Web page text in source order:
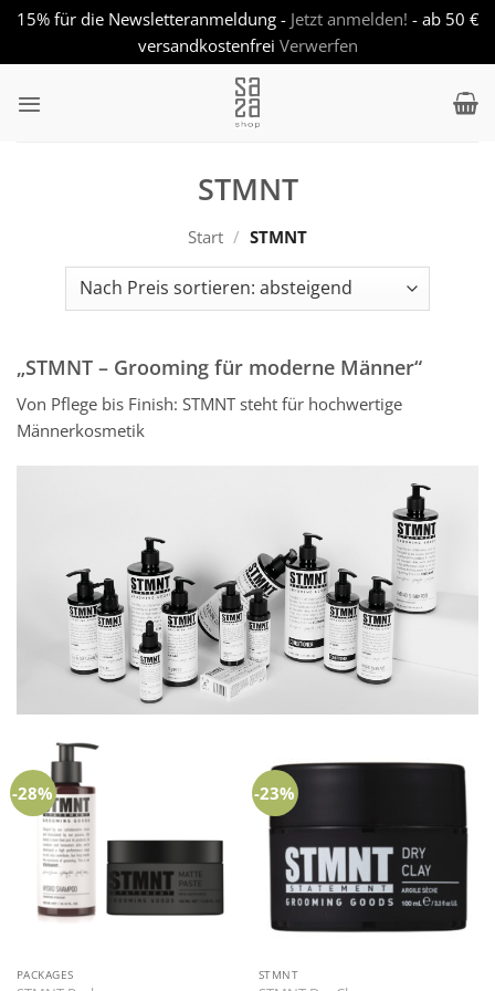
15% für die Newsletteranmeldung - Jetzt anmelden! - ab 50 €
versandkostenfrei Verwerfen
Inhalt
STMNT
Start / STMNT
„STMNT – Grooming für moderne Männer“
Von Pflege bis Finish: STMNT steht für hochwertige
Männerkosmetik
-28%
PACKAGES
-23%
STMNT